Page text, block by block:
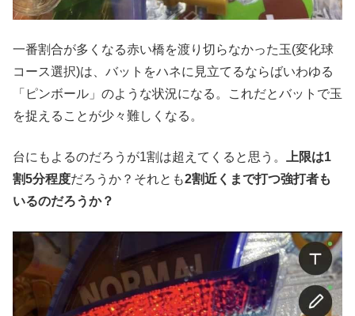
一番割合が多くなる赤い橋を渡り切らなかった玉(変化球
コース選択)は、バットをハネに見立てるならばいわゆる
「ピンボール」のような状況になる。これだとバットで玉
を捉えることが少々難しくなる。
台にもよるのだろうが1割は超えてくると思う。
上限は1
割5分程度だろうか？それとも2割近くまで打つ強打者も
いるのだろうか？